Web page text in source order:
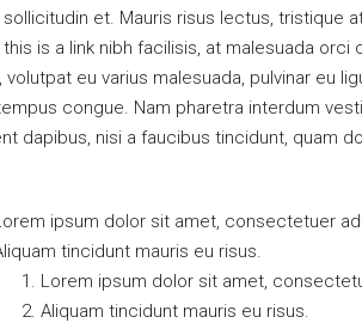
sollicitudin et. Mauris risus lectus, tristique
this is a link nibh facilisis, at malesuada
volutpat eu varius malesuada, pulvinar eu
congue. Nam pharetra interdum
dapibus, nisi a faucibus tincidunt, quam
ipsum dolor sit amet, consectetuer
tincidunt mauris eu risus.
Lorem ipsum dolor sit amet,
Aliquam tincidunt mauris eu risus.